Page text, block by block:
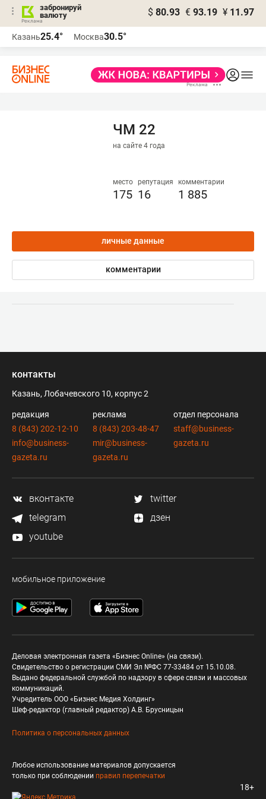
забронируй
валюту
$ 80.93 € 93.19 ¥ 11.97
Казань25.4° Москва30.5°
ЧМ 22
на сайте 4 года
место
175
репутация
16
комментарии
1 885
личные данные
комментарии
контакты
Казань, Лобачевского 10, корпус 2
редакция
8 (843) 202-12-10
info@business-
gazeta.ru
реклама
8 (843) 203-48-47
mir@business-
gazeta.ru
отдел персонала
staff@business-
gazeta.ru
вконтакте
twitter
telegram
дзен
youtube
мобильное приложение
Деловая электронная газета «Бизнес Online» (на связи).
Свидетельство о регистрации СМИ Эл №ФС 77-33484 от 15.10.08.
Выдано федеральной службой по надзору в сфере связи и массовых
коммуникаций.
Учредитель ООО «Бизнес Медия Холдинг»
Шеф-редактор (главный редактор) А.В. Брусницын
Политика о персональных данных
Любое использование материалов допускается
только при соблюдении правил перепечатки
18+